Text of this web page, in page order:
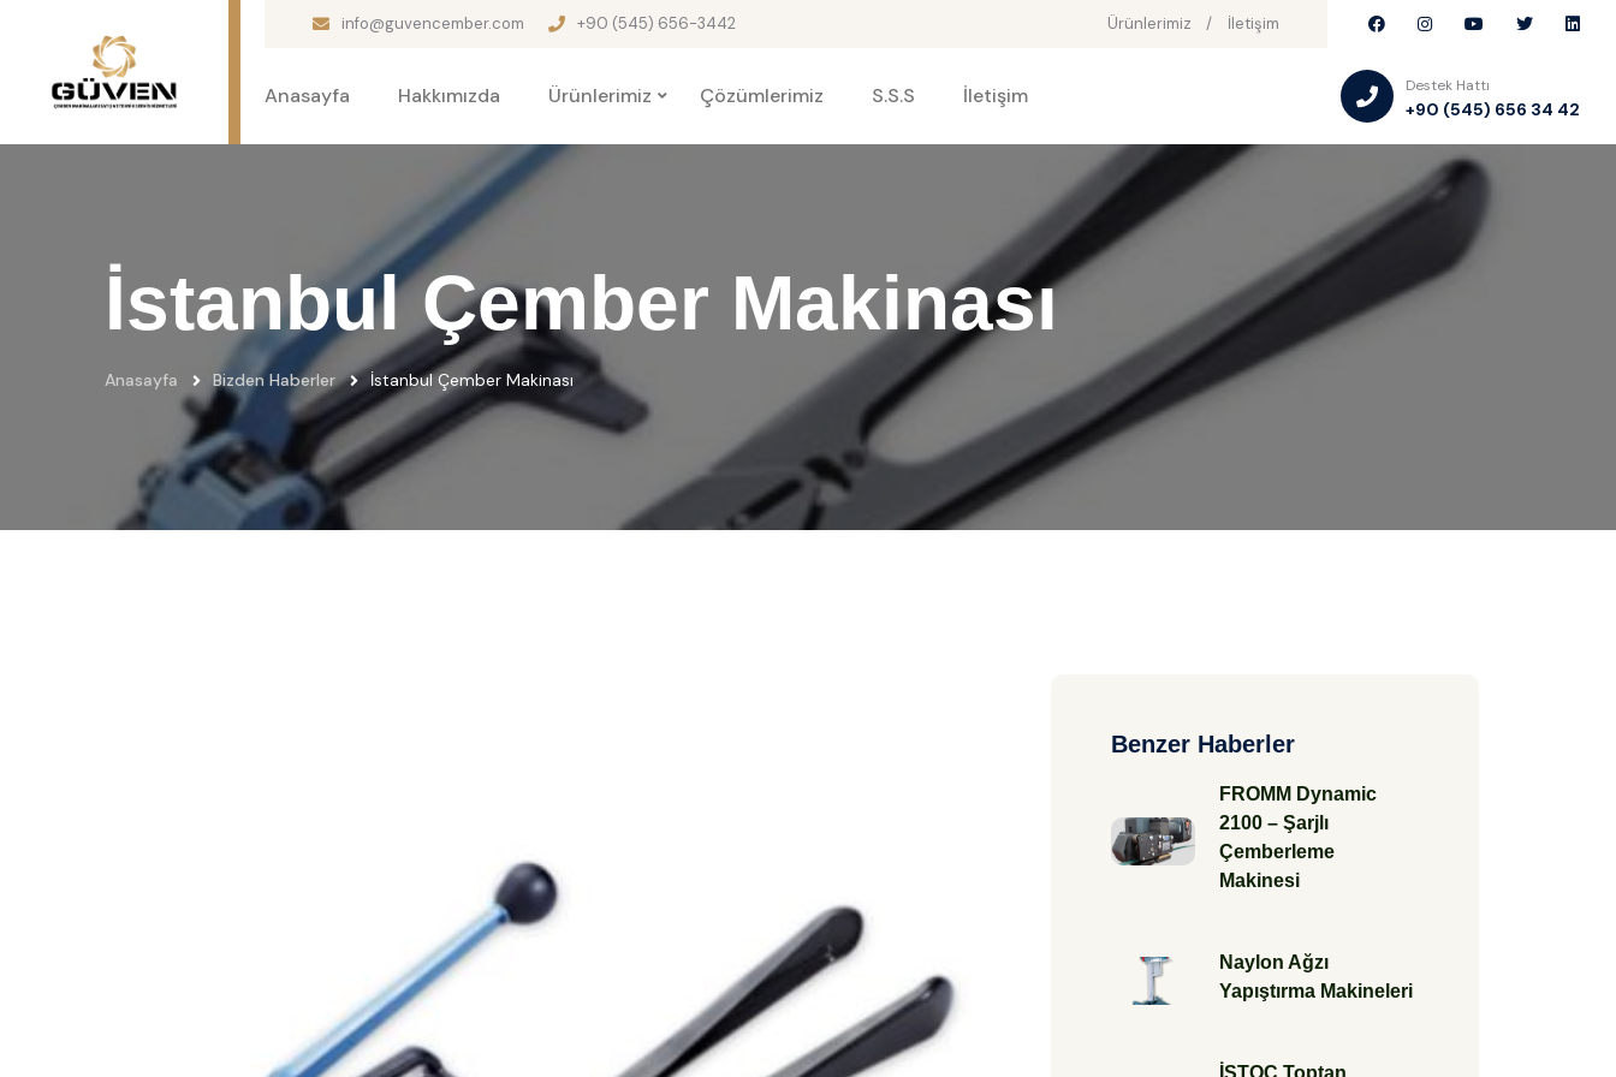
info@guvencember.com +90 (545) 656-3442 Ürünlerimiz İletişim
Anasayfa Hakkımızda Ürünlerimiz Çözümlerimiz S.S.S İletişim Destek Hattı
+90 (545) 656 34 42
İstanbul Çember Makinası
Anasayfa Bizden Haberler İstanbul Çember Makinası
Benzer Haberler
FROMM Dynamic
2100 – Şarjlı
Çemberleme
Makinesi
Naylon Ağzı
Yapıştırma Makineleri
İSTOÇ Toptan